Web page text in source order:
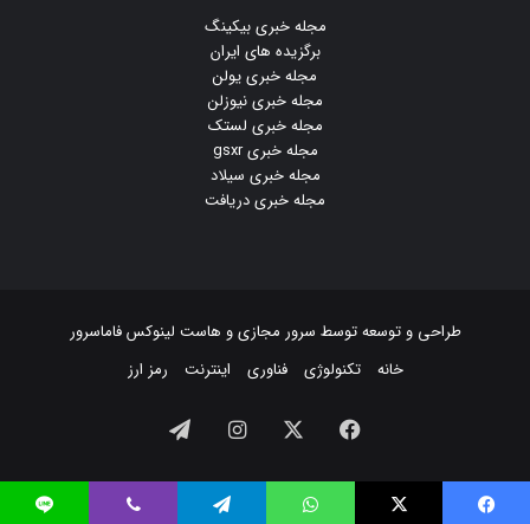
مجله خبری بیکینگ
برگزیده های ایران
مجله خبری یولن
مجله خبری نیوزلن
مجله خبری لستک
مجله خبری gsxr
مجله خبری سیلاد
مجله خبری دریافت
طراحی و توسعه توسط سرور مجازیو هاست لینوکسفاماسرور
خانه
تکنولوژی فناوری اینترنت رمز ارز
فیسبوک ایکس اینستاگرام